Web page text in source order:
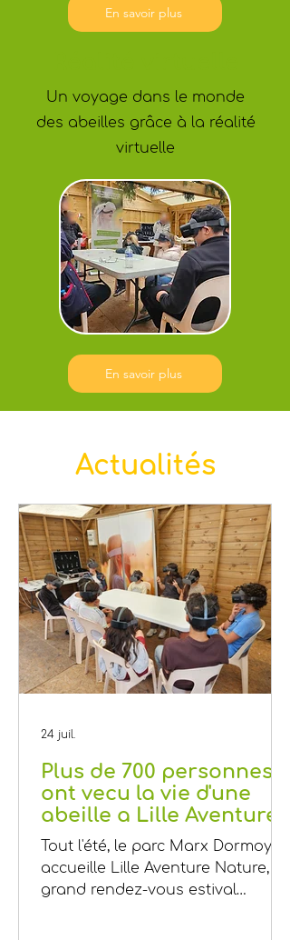
En savoir plus
Un voyage dans le monde
des abeilles grâce à la réalité
virtuelle
En savoir plus
Actualités
Plus de 700 personnes
ont vecu la vie d'une
abeille a Lille Aventure
Nature
Tout l'été, le parc Marx Dormoy
accueille Lille Aventure Nature, le
grand rendez-vous estival
24 juil.